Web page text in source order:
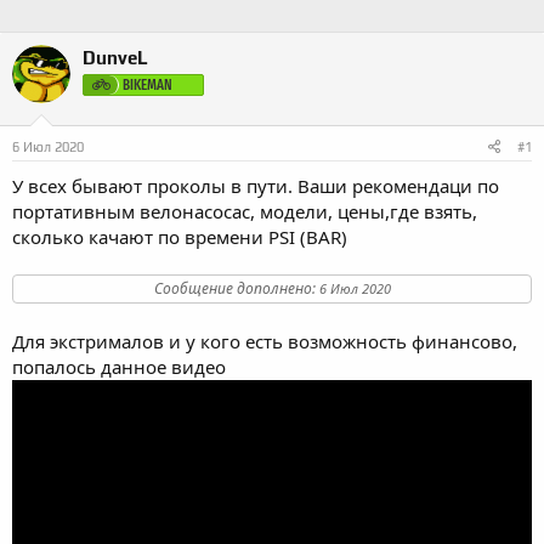
DunveL
BIKEMAN
6 Июл 2020 #1
У всех бывают проколы в пути. Ваши рекомендаци по
портативным велонасосас, модели, цены,где взять,
сколько качают по времени PSI (BAR)
Сообщение дополнено: 6 Июл 2020
Для экстрималов и у кого есть возможность финансово,
попалось данное видео